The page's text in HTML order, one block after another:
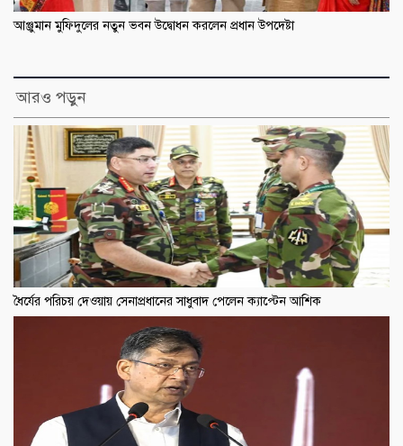
আঞ্জুমান মুফিদুলের নতুন ভবন উদ্বোধন করলেন প্রধান উপদেষ্টা
আরও পড়ুন
ধৈর্যের পরিচয় দেওয়ায় সেনাপ্রধানের সাধুবাদ পেলেন ক্যাপ্টেন আশিক